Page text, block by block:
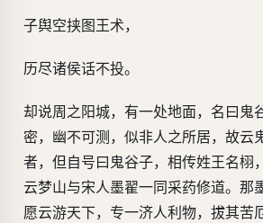
子舆空挟图王术，
历尽诸侯话不投。
却说周之阳城，有一处地面，名曰鬼
密，幽不可测，似非人之所居，故云
者，但自号曰鬼谷子，相传姓王名栩
云梦山与宋人墨翟一同采药修道。那
愿云游天下，专一济人利物，拔其苦